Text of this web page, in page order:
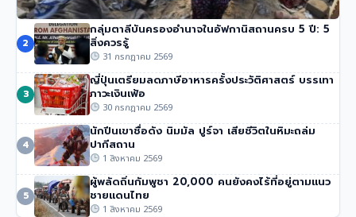
ทรัมป์เผย ‘Board of Peace’ บรรลุข้อตกลงปลดอาวุธฮา
มาส
253 วิว• 31 กรกฎาคม 2569
2
กลุ่มตาลีบันครองอำนาจในอัฟกานิสถานครบ 5 ปี: 5
สิ่งควรรู้
31 กรกฎาคม 2569
3
ญี่ปุ่นเตรียมลดภาษีอาหารครั้งประวัติศาสตร์ บรรเทา
ภาวะเงินเฟ้อ
30 กรกฎาคม 2569
4
นักปีนเขาชื่อดัง นิมมัล ปูร์จา เสียชีวิตในหิมะถล่ม
ปากีสถาน
1 สิงหาคม 2569
5
ผู้พลัดถิ่นกัมพูชา 20,000 คนยังคงไร้ที่อยู่ตามแนว
ชายแดนไทย
1 สิงหาคม 2569